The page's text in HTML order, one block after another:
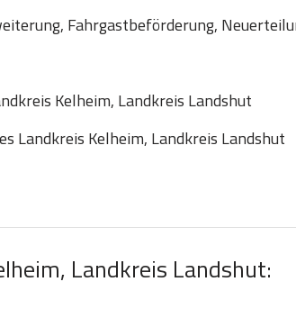
Fahrgastbeförderung,
Kelheim, Landkreis Landshut
Landkreis Kelheim, Landkreis Landshut
Landkreis Landshut: